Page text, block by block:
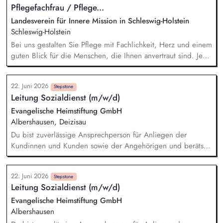
Pflegefachfrau / Pflege...
Landesverein für Innere Mission in Schleswig-Holstein
Schleswig-Holstein
Bei uns gestalten Sie Pflege mit Fachlichkeit, Herz und einem
guten Blick für die Menschen, die Ihnen anvertraut sind. Je
nach Einrichtung und Einsatzbereich gehören dazu:
Menschen individuell, aktivierend und fachgerecht pflegen,
begleiten und in ihrem Alltag stärken. Grund- und
Behandlungspflege verantwortungsvoll durchführen – nach
aktuellen pflegefachlichen Standards und mit Blick auf die
persönliche Situation jedes Menschen. Pflegeprozesse
planen, steuern und dokumentieren, damit gute Pflege
nachvollziehbar und verlässlich bleibt. Gesundheitliche
Veränderungen aufmerksam wahrnehmen und in
herausfordernden Situationen sicher und besonnen handeln.
22. Juni 2026 Stepstone
Leitung Sozialdienst (m/w/d)
Evangelische Heimstiftung GmbH
Albershausen, Deizisau
Du bist zuverlässige Ansprechperson für Anliegen der
Kundinnen und Kunden sowie der Angehörigen und berätst
zu Angeboten und Unterstützungsmöglichkeiten in
verschiedenen Lebenssituationen. Du hilfst dabei, die
Belegungsziele zu erreichen und unterstützt neue Kundinnen
und Kunden bei der Integration in die Wohngruppe. Du
organisierst wohngruppenübergreifende Angebote und
Veranstaltungen, die die Lebensqualität und Teilhabe fördern.
22. Juni 2026 Stepstone
Leitung Sozialdienst (m/w/d)
Evangelische Heimstiftung GmbH
Albershausen